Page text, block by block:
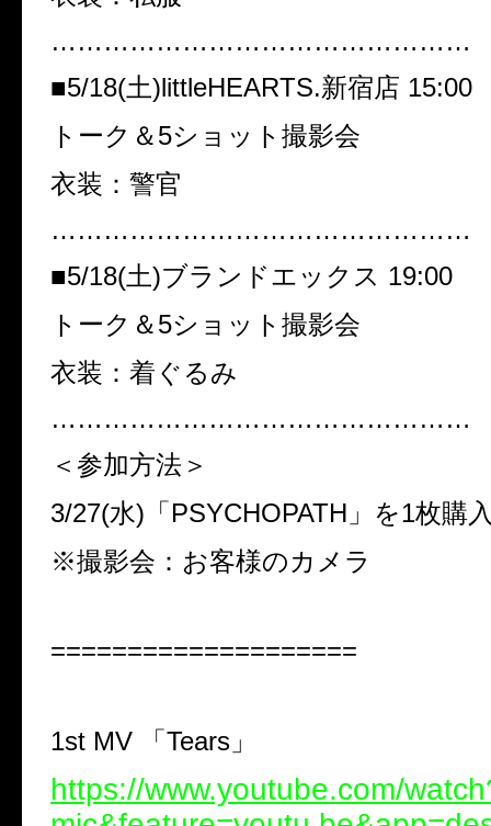
…………………………………………
■5/18(土)littleHEARTS.新宿店 15:00
トーク＆5ショット撮影会
衣装：警官
…………………………………………
■5/18(土)ブランドエックス 19:00
トーク＆5ショット撮影会
衣装：着ぐるみ
…………………………………………
＜参加方法＞
3/27(水)「PSYCHOPATH」を1枚購
※撮影会：お客様のカメラ
====================
1st MV 「Tears」
https://www.youtube.com/